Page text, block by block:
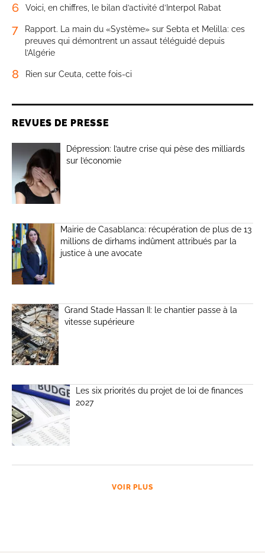
6 Voici, en chiffres, le bilan d’activité d’Interpol Rabat
7
Rapport. La main du «Système» sur Sebta et Melilla: ces
preuves qui démontrent un assaut téléguidé depuis
l’Algérie
8 Rien sur Ceuta, cette fois-ci
REVUES DE PRESSE
Dépression: l’autre crise qui pèse des milliards
sur l’économie
Mairie de Casablanca: récupération de plus de 13
millions de dirhams indûment attribués par la
justice à une avocate
Grand Stade Hassan II: le chantier passe à la
vitesse supérieure
Les six priorités du projet de loi de finances
2027
VOIR PLUS